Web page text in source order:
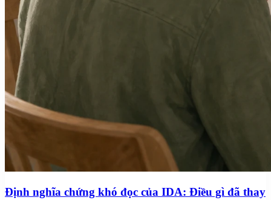
Định nghĩa chứng khó đọc của IDA: Điều gì đã thay